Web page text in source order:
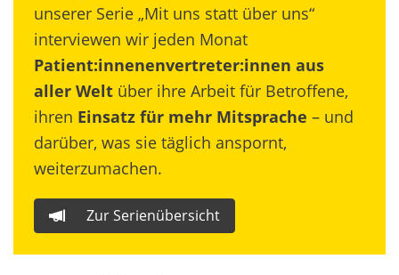
unserer Serie „Mit uns statt über uns“
interviewen wir jeden Monat
Patient:innenenvertreter:innen aus
aller Welt über ihre Arbeit für Betroffene,
ihren Einsatz für mehr Mitsprache – und
darüber, was sie täglich anspornt,
weiterzumachen.
Zur Serienübersicht